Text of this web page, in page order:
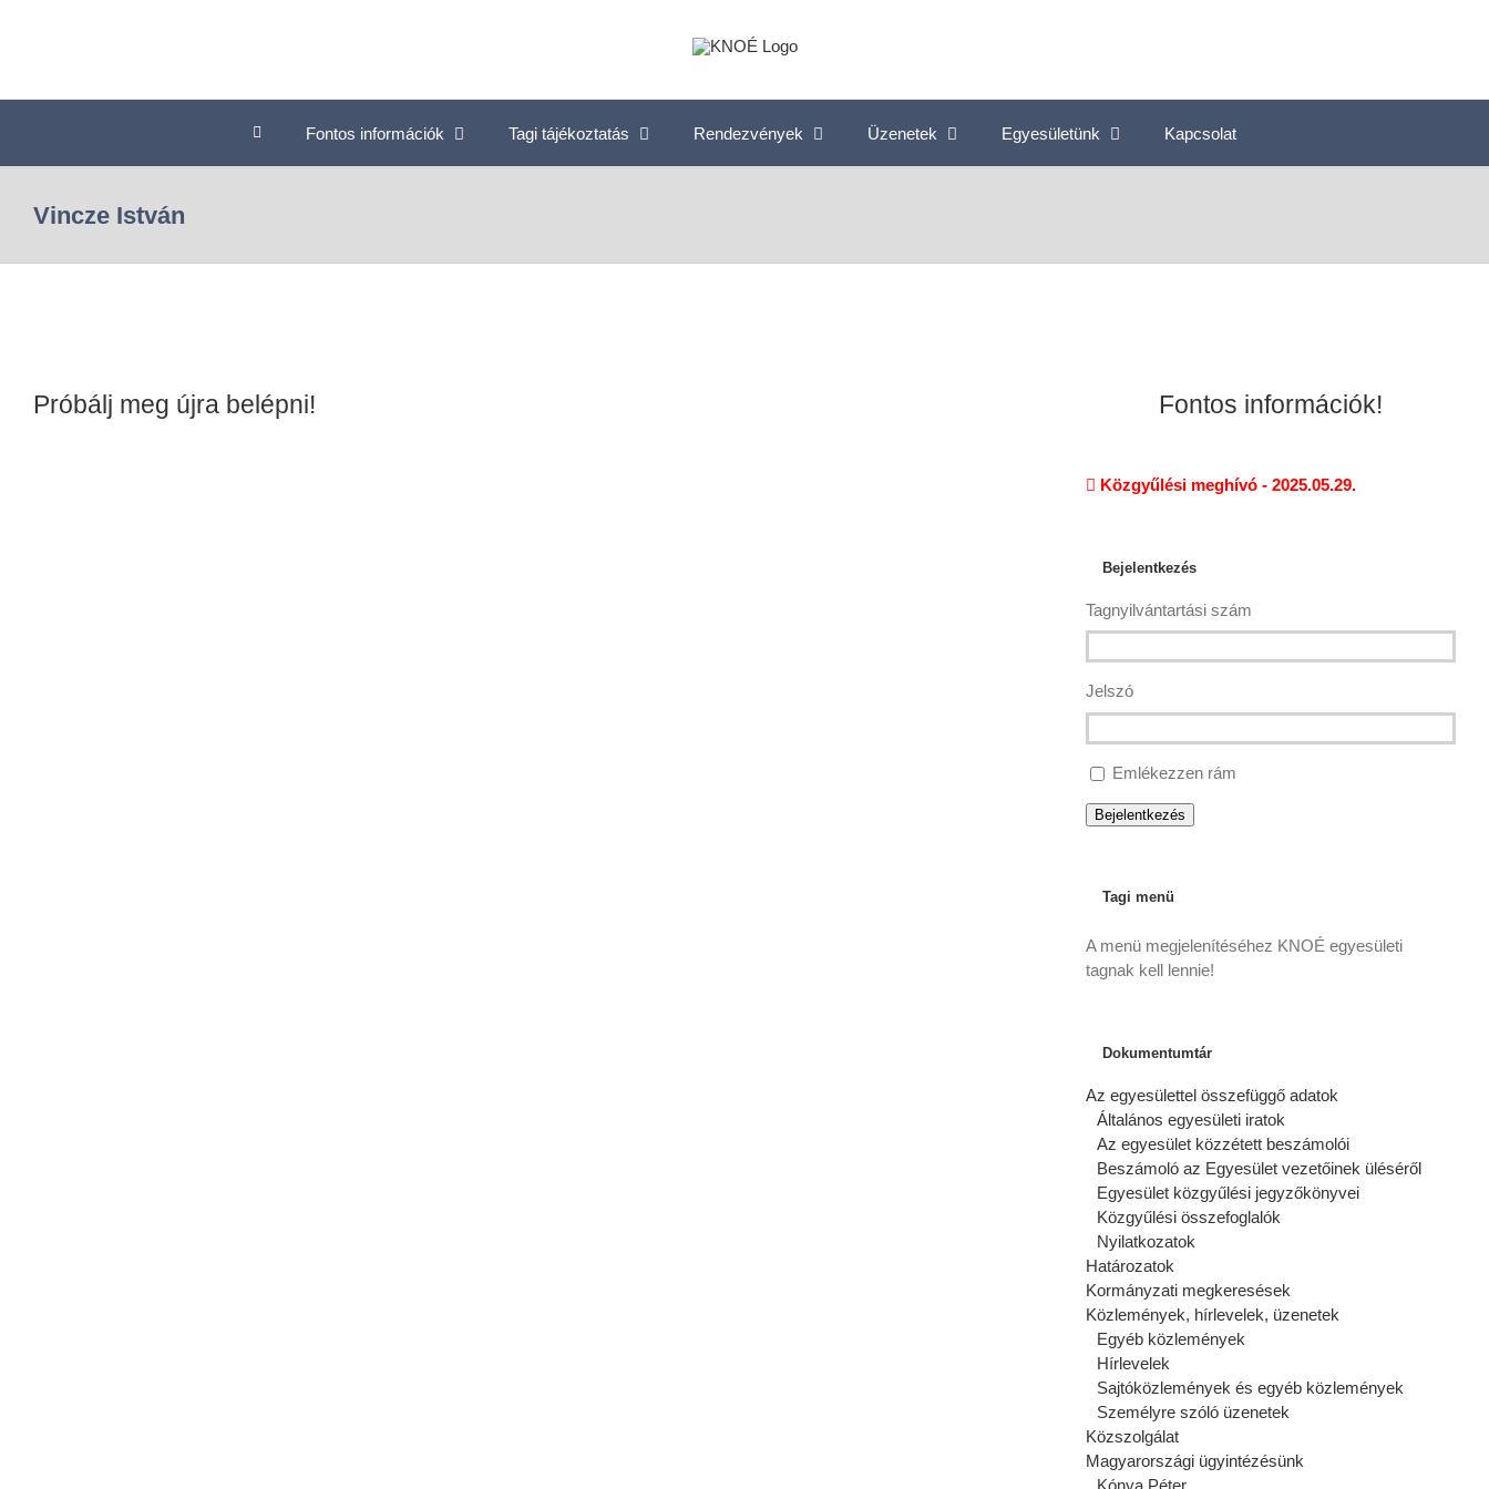
Fontos információk Tagi tájékoztatás Rendezvények Üzenetek Egyesületünk Kapcsolat
Vincze István
Próbálj meg újra belépni! Fontos információk!
Közgyűlési meghívó - 2025.05.29.
Bejelentkezés
Tagnyilvántartási szám
Jelszó
Emlékezzen rám
Bejelentkezés
Tagi menü
A menü megjelenítéséhez KNOÉ egyesületi
tagnak kell lennie!
Dokumentumtár
Az egyesülettel összefüggő adatok
Általános egyesületi iratok
Az egyesület közzétett beszámolói
Beszámoló az Egyesület vezetőinek üléséről
Egyesület közgyűlési jegyzőkönyvei
Közgyűlési összefoglalók
Nyilatkozatok
Határozatok
Kormányzati megkeresések
Közlemények, hírlevelek, üzenetek
Egyéb közlemények
Hírlevelek
Sajtóközlemények és egyéb közlemények
Személyre szóló üzenetek
Közszolgálat
Magyarországi ügyintézésünk
Kónya Péter